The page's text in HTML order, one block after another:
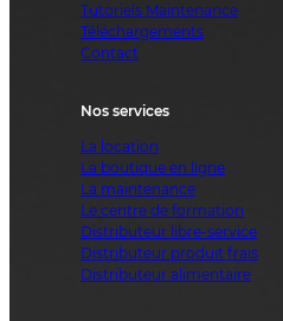
Tutoriels Maintenance
Téléchargements
Contact
Nos services
La location
La boutique en ligne
La maintenance
Le centre de formation
Distributeur libre-service
Distributeur produit frais
Distributeur alimentaire